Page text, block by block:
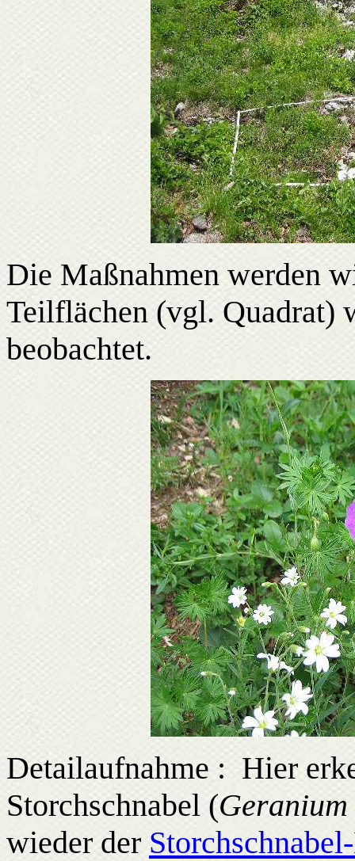
Die Maßnahmen werden
Teilflächen (vgl. Quadrat)
beobachtet.
Detailaufnahme : Hier
Storchschnabel (
wieder der